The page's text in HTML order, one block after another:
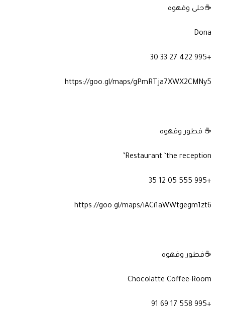
☕حلى وقهوه
Dona
+995 422 27 33 30
https://goo.gl/maps/gPmRTja7XWX2CMNy5
☕ فطور وقهوه
Restaurant ‘the reception’
+995 555 05 12 35
https://goo.gl/maps/iACi1aWWtgegm1zt6
☕فطور وقهوه
Chocolatte Coffee-Room
+995 558 17 69 91